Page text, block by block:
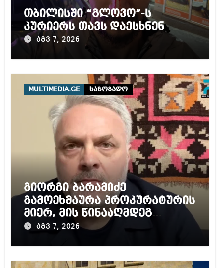
თბილისში “გლოვო”-ს
კურიერს თავს დაესხნენ
აგვ 7, 2026
MULTIMEDIA.GE საზოგადო
გიორგი ბარამიძე
გამოეხმაურა პროკურატურის
მიერ, მის წინააღმდეგ
დაწყებულ გამოძიებას
აგვ 7, 2026